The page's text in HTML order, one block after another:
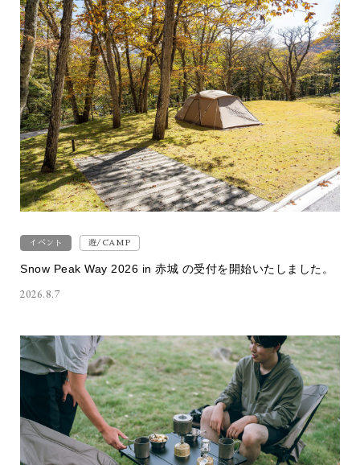
イベント 遊/CAMP
Snow Peak Way 2026 in 赤城 の受付を開始いたしました。
2026.8.7